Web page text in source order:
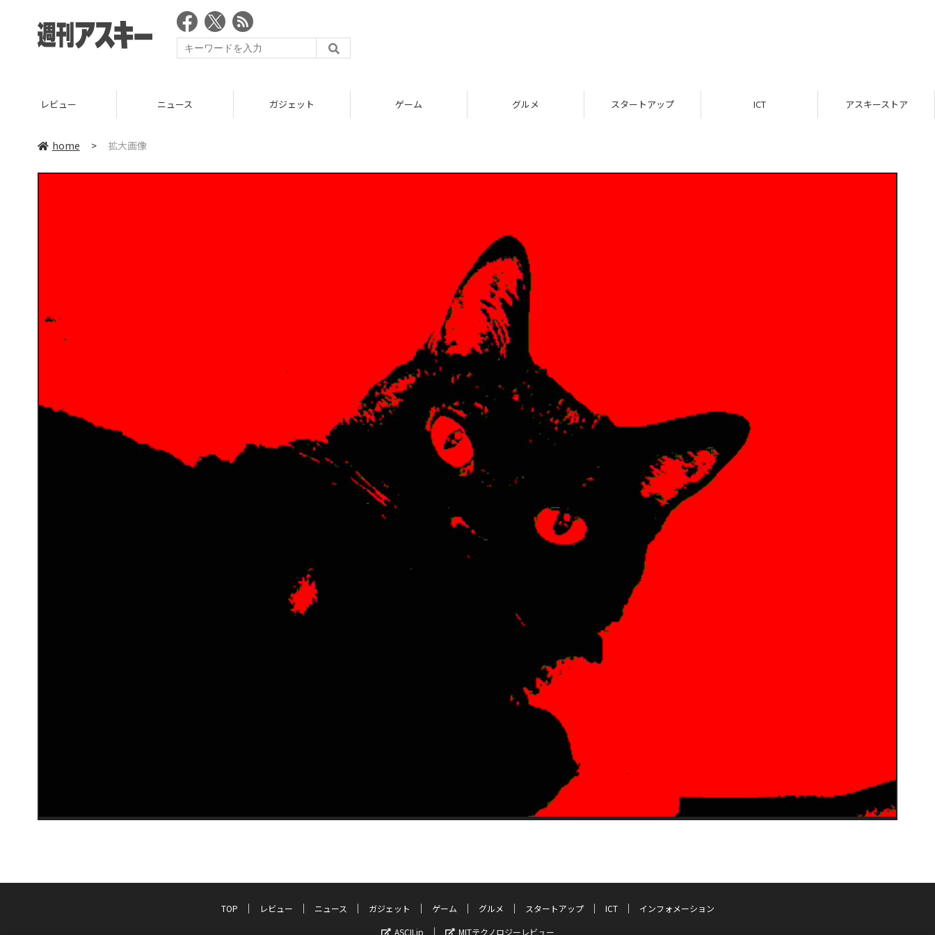
レビュー ニュース ガジェット ゲーム グルメ スタートアップ ICT アスキーストア
home > 拡大画像
TOP レビュー ニュース ガジェット ゲーム グルメ スタートアップ ICT
インフォメーション
ASCII.jp
MITテクノロジーレビュー